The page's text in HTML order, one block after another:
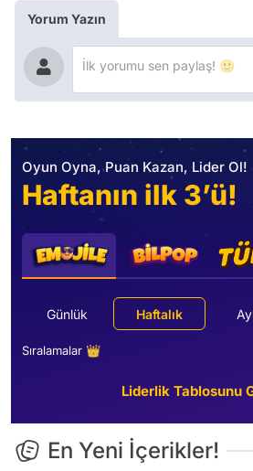
Yorum Yazın
Oyun Oyna, Puan Kazan, Lider Ol!
Haftanın ilk 3’ü!
Günlük Haftalık
Sıralamalar 👑
Liderlik Tablosunu
En Yeni İçerikler!